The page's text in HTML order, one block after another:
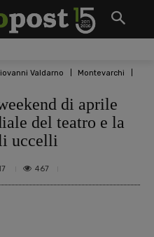
Valdarno
Montevarchi
di aprile
del teatro e la
uccelli
467